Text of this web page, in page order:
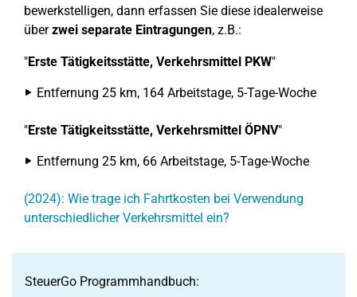
bewerkstelligen, dann erfassen Sie diese idealerweise
überzwei separate Eintragungen, z.B.:
"Erste Tätigkeitsstätte, Verkehrsmittel PKW"
Entfernung 25 km, 164 Arbeitstage, 5-Tage-Woche
"Erste Tätigkeitsstätte, Verkehrsmittel ÖPNV"
Entfernung 25 km, 66 Arbeitstage, 5-Tage-Woche
(2024): Wie trage ich Fahrtkosten bei Verwendung
unterschiedlicher Verkehrsmittel ein?
SteuerGo Programmhandbuch: